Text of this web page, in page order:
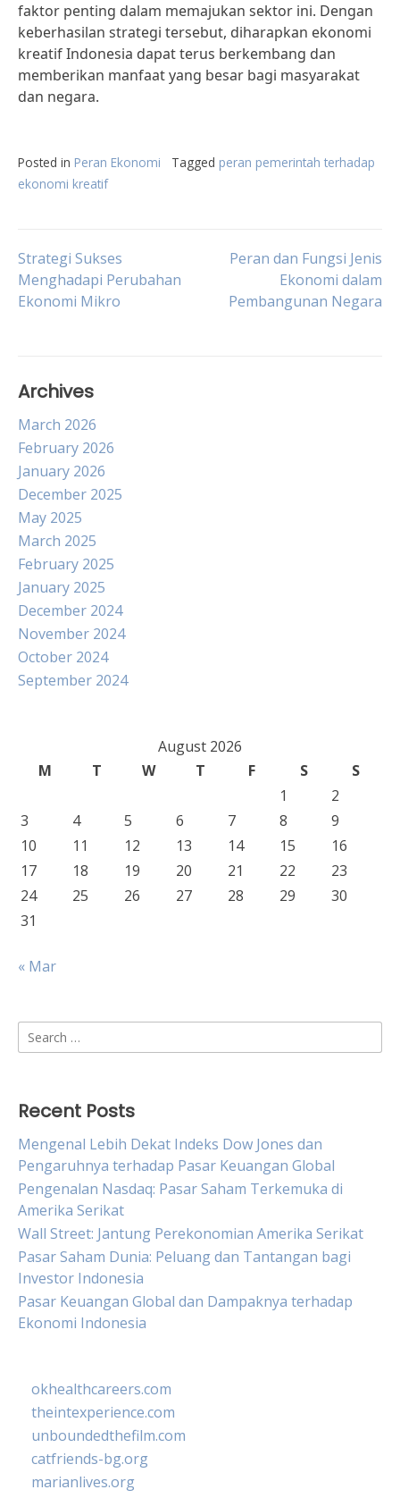
faktor penting dalam memajukan sektor ini. Dengan
keberhasilan strategi tersebut, diharapkan ekonomi
kreatif Indonesia dapat terus berkembang dan
memberikan manfaat yang besar bagi masyarakat
dan negara.
Posted in Peran Ekonomi Tagged peran pemerintah terhadap
ekonomi kreatif
Post
navigation
Strategi Sukses
Menghadapi Perubahan
Ekonomi Mikro
Peran dan Fungsi Jenis
Ekonomi dalam
Pembangunan Negara
Archives
March 2026
February 2026
January 2026
December 2025
May 2025
March 2025
February 2025
January 2025
December 2024
November 2024
October 2024
September 2024
August 2026
M
T W T F S
S
1
2
3
4 5 6 7 8
9
10
11 12 13 14 15
16
17
18 19 20 21 22
23
24
25 26 27 28 29
30
31
« Mar
Search
for:
Recent Posts
Mengenal Lebih Dekat Indeks Dow Jones dan
Pengaruhnya terhadap Pasar Keuangan Global
Pengenalan Nasdaq: Pasar Saham Terkemuka di
Amerika Serikat
Wall Street: Jantung Perekonomian Amerika Serikat
Pasar Saham Dunia: Peluang dan Tantangan bagi
Investor Indonesia
Pasar Keuangan Global dan Dampaknya terhadap
Ekonomi Indonesia
okhealthcareers.com
theintexperience.com
unboundedthefilm.com
catfriends-bg.org
marianlives.org